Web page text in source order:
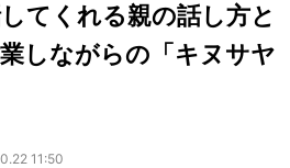
てくれる親の話し方と
しながらの「キヌサヤ
11:50